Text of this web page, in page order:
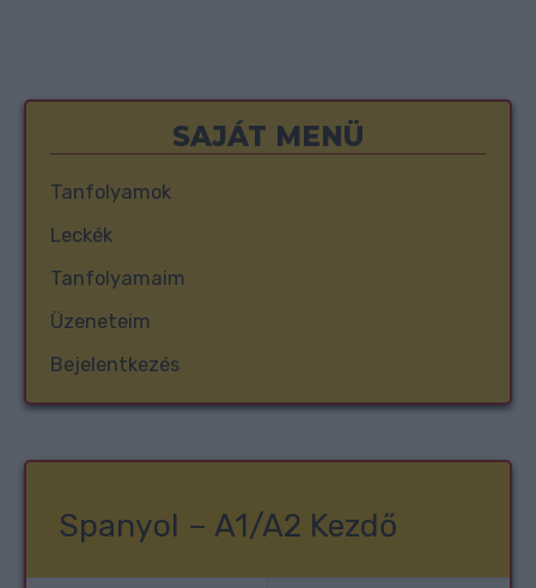
SAJÁT MENÜ
Tanfolyamok
Leckék
Tanfolyamaim
Üzeneteim
Bejelentkezés
Spanyol – A1/A2 Kezdő